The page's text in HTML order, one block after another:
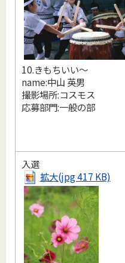
10.きもちいい～
name:中山 英男
撮影場所:コスモス
応募部門:一般の部
入選
拡大(jpg 417 KB)